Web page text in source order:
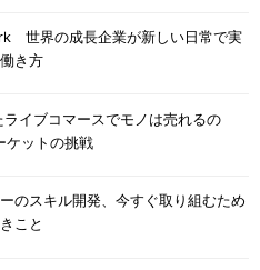
世界の成長企業が新しい日常で実
き方
イブコマースでモノは売れるの
ットの挑戦
のスキル開発、今すぐ取り組むため
こと